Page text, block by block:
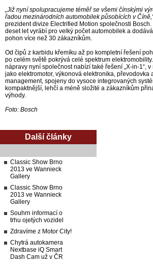
„Již nyní spolupracujeme téměř se všemi čínskými
řadou mezinárodních automobilek působících v
prezident divize Electrified Motion společnosti
deset let vyrábí pro velký počet automobilek a
pohon více než 30 zákazníkům.
Od čipů z karbidu křemíku až po kompletní řešení
po celém světě pokrývá celé spektrum
nápravy nyní společnost nabízí také řešení „X-in-1“,
jako elektromotor, výkonová elektronika, převodovka
management, spojeny do vysoce integrovaných
kompaktnější, lehčí a méně složité a zákazníkům
výhody.
Foto: Bosch
Další články
Classic Show Brno
2013 ve Wannieck
Gallery
Classic Show Brno
2013 ve Wannieck
Gallery
Souhrn informací o
trhu ojetých vozidel
Zdravíme z Motor City!
Chytrá autokamera
Nextbase iQ Smart
Dash Cam už v ČR